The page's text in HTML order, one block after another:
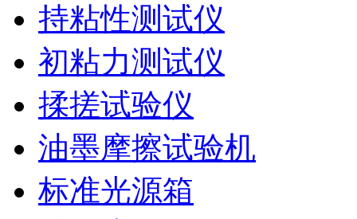
持粘性测试仪
初粘力测试仪
揉搓试验仪
油墨摩擦试验机
标准光源箱